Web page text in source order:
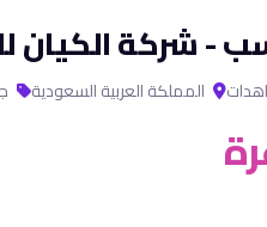
- شركة الكيان
المملكة العربية السعودية